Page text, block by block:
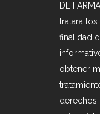
DE
tratará
finalidad
obtener